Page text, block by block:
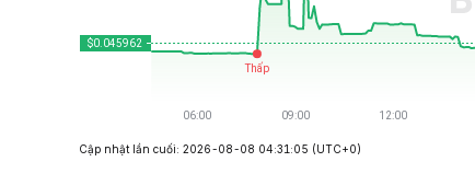
Cập nhật lần cuối: 2026-08-08 04:31:05 (UTC+0)